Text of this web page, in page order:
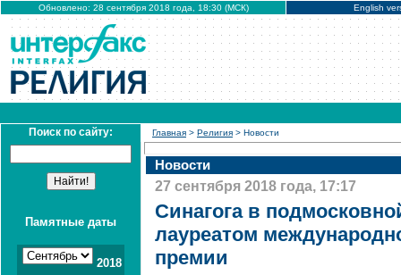
Обновлено: 28 сентября 2018 года, 18:30 (МСК) English
Поиск по сайту:
Памятные даты
2018
Главная > Религия > Новости
Новости
27 сентября 2018 года, 17:17
Синагога в
лауреатом
премии